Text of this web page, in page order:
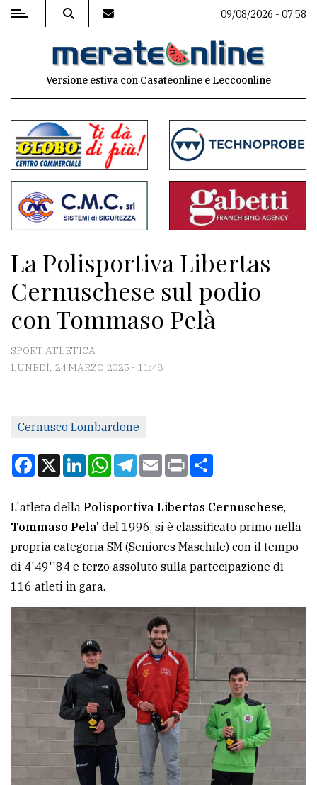
MENU
commenti
Contenuti
del
sito
Associazioni
Meteo
CONTATTI
Scrivici
Per
la
pubblicità
CERCA
Cerca
per
comune
Ricerca
avanzata
LE
ALTRE
TESTATE
09/08/2026 - 07:58
Versione estiva con Casateonline e Leccoonline
La Polisportiva Libertas
Cernuschese sul podio
con Tommaso Pelà
SPORT ATLETICA
LUNEDÌ, 24 MARZO 2025 - 11:48
Cernusco Lombardone
Facebook
X LinkedInWhatsApp
Telegram
EmailPrint
L'atleta della Polisportiva Libertas Cernuschese,
Tommaso Pela' del 1996, si è classificato primo nella
propria categoria SM (Seniores Maschile) con il tempo
di 4'49''84 e terzo assoluto sulla partecipazione di
116 atleti in gara.